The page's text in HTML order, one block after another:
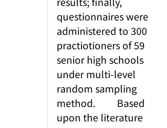
questionnaires were
administered to 300
practiotioners of 59
senior high schools
under multi-level
random sampling
method. Based
upon the literature